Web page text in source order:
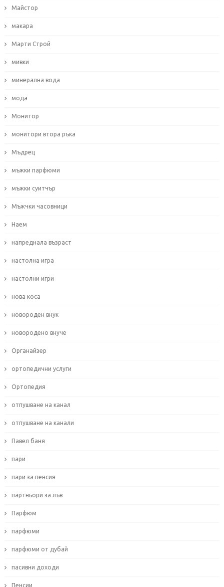
Майстор
макара
Марти Строй
мивки
минерална вода
мода
Монитор
монитори втора ръка
Мъдрец
мъжки парфюми
мъжки суитчър
Мъжчки часовници
Наем
напреднала възраст
настолна игра
настолни игри
нова коса
новороден внук
новородено внуче
Органайзер
ортопедични услуги
Ортопедия
отпушване на канал
отпушване на канали
Павел баня
пари
пари за пенсия
партньори за лъв
Парфюм
парфюми
парфюми от дубай
пасивни доходи
Пенсии